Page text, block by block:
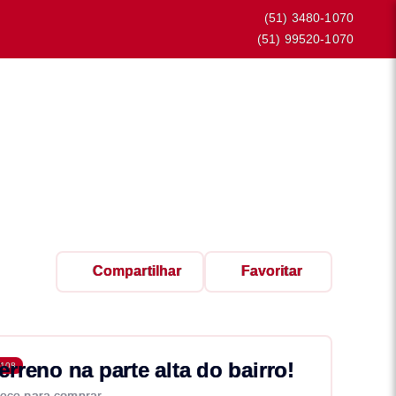
(51) 3480-1070
(51) 99520-1070
Compartilhar Favoritar
na parte alta do bairro!